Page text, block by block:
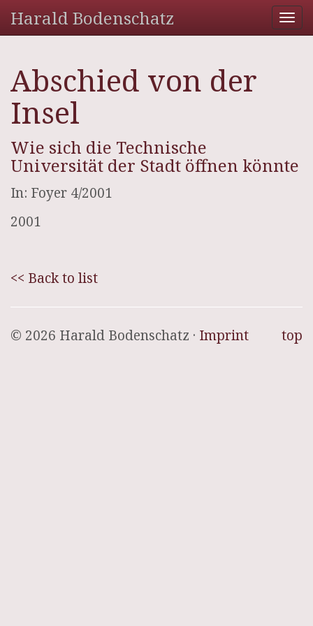
Harald Bodenschatz
Abschied von der
Insel
Wie sich die Technische
Universität der Stadt öffnen könnte
In: Foyer 4/2001
2001
<< Back to list
top
© 2026 Harald Bodenschatz · Imprint